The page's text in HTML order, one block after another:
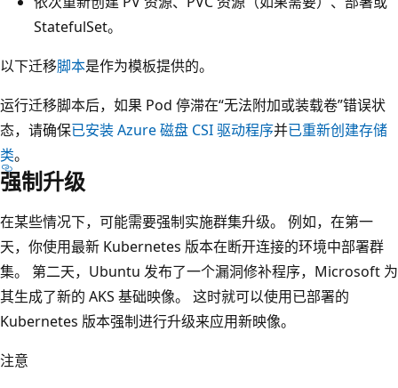
StatefulSet。
以下迁移脚本是作为模板提供的。
运行迁移脚本后，如果 Pod 停滞在“无法附加或装载卷”错误状
态，请确保已安装 Azure 磁盘 CSI 驱动程序并已重新创建存储
类。
强制升级
在某些情况下，可能需要强制实施群集升级。 例如，在第一
天，你使用最新 Kubernetes 版本在断开连接的环境中部署群
集。 第二天，Ubuntu 发布了一个漏洞修补程序，Microsoft 为
其生成了新的 AKS 基础映像。 这时就可以使用已部署的
Kubernetes 版本强制进行升级来应用新映像。
注意